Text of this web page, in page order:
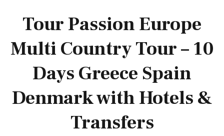
Tour Passion Europe
Multi Country Tour – 10
Days Greece Spain
Denmark with Hotels &
Transfers